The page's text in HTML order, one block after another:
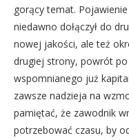
gorący temat.
niedawno dołączył do
nowej jakości, ale też
drugiej strony, powrót
wspomnianego już
zawsze nadzieja na
pamiętać, że zawodnik
potrzebować czasu, by